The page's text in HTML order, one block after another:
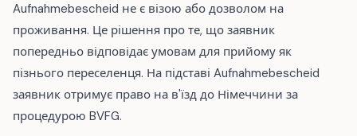
Aufnahmebescheid не є візою або дозволом на
проживання. Це рішення про те, що заявник
попередньо відповідає умовам для прийому як
пізнього переселенця. На підставі Aufnahmebescheid
заявник отримує право на в'їзд до Німеччини за
процедурою BVFG.